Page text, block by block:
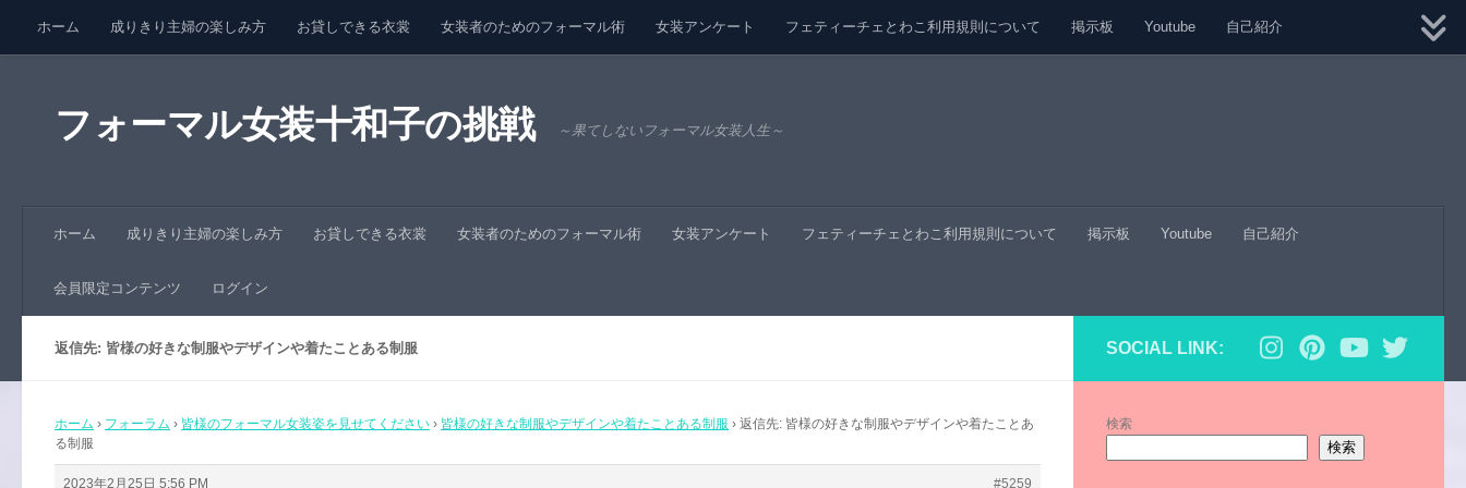
コンテンツへスキップ
ホーム 成りきり主婦の楽しみ方 お貸しできる衣裳 女装者のためのフォーマル術 女装アンケート フェティーチェとわこ利用規則について 掲示板 Youtube 自己紹介
フォーマル女装十和子の挑戦 ～果てしないフォーマル女装人生～
ホーム 成りきり主婦の楽しみ方 お貸しできる衣裳 女装者のためのフォーマル術 女装アンケート フェティーチェとわこ利用規則について 掲示板 Youtube 自己紹介
会員限定コンテンツ ログイン
返信先: 皆様の好きな制服やデザインや着たことある制服
ホーム › フォーラム › 皆様のフォーマル女装姿を見せてください › 皆様の好きな制服やデザインや着たことある制服 › 返信先: 皆様の好きな制服やデザインや着たことあ
る制服
2023年2月25日 5:56 PM #5259
SOCIAL LINK:
検索
検索